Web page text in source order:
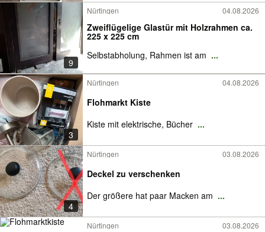
9
Nürtingen 04.08.2026
Zweiflügelige Glastür mit Holzrahmen ca.
225 x 225 cm
Selbstabholung, Rahmen ist am ...
3
Nürtingen 04.08.2026
Flohmarkt Kiste
Kiste mit elektrische, Bücher ...
4
Nürtingen 03.08.2026
Deckel zu verschenken
Der größere hat paar Macken am ...
Nürtingen 03.08.2026